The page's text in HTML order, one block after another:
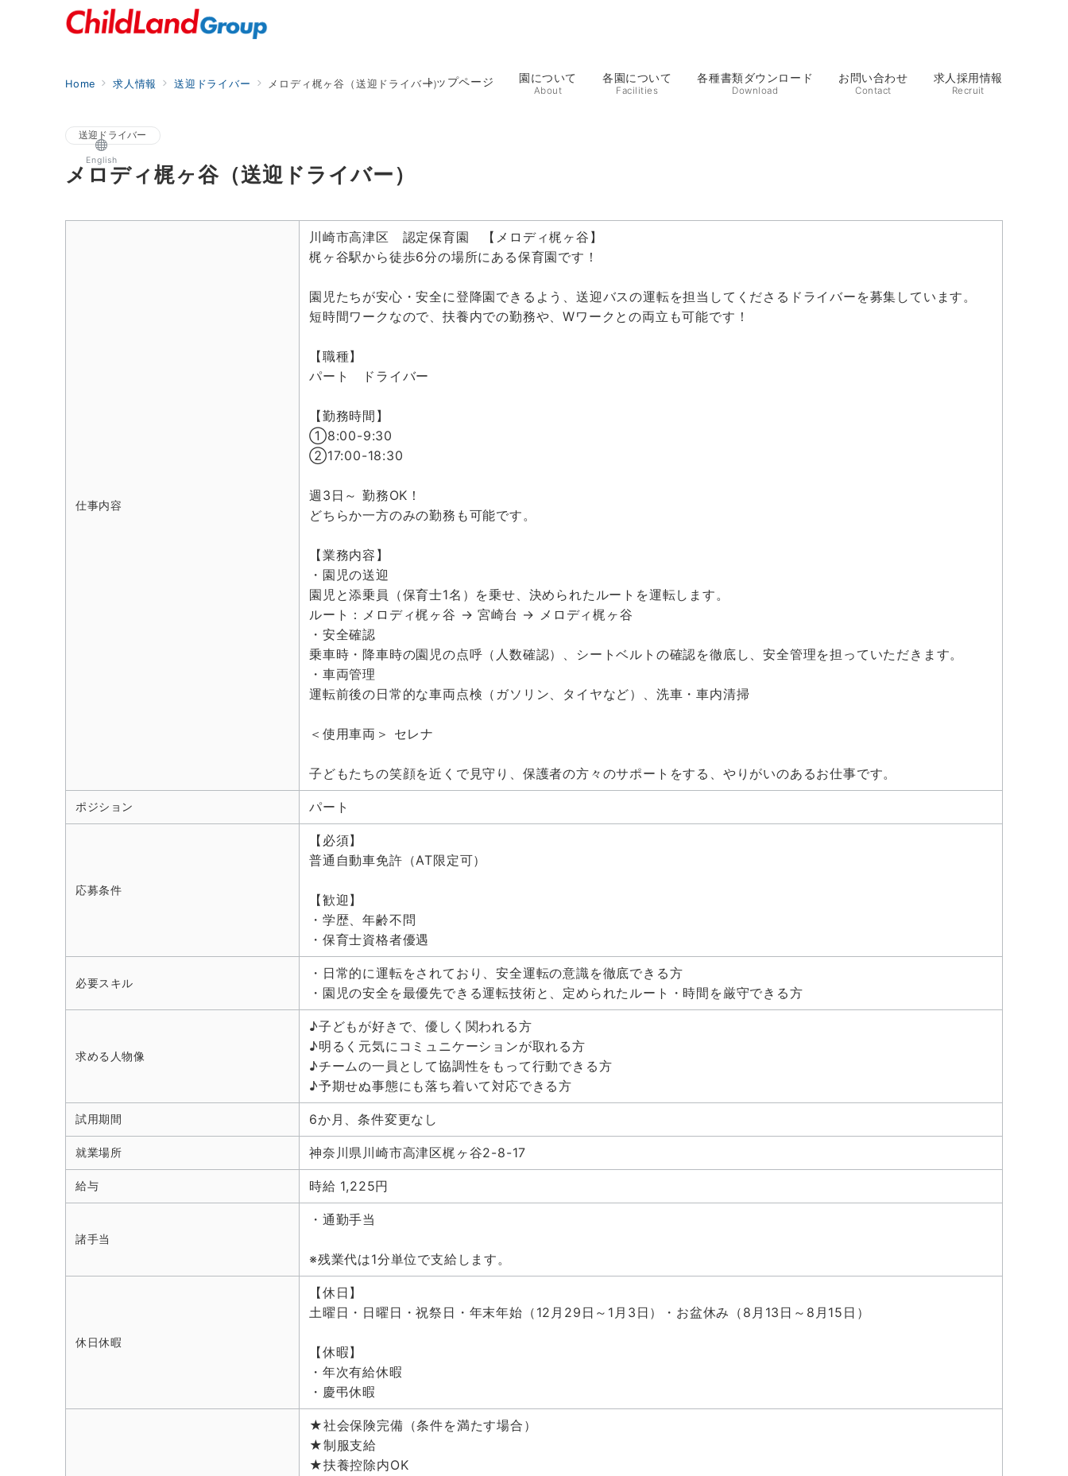
トップページ 園について
About
各園について
Facilities
各種書類ダウンロード
Download
お問い合わせ
Contact
求人採用情報
Recruit
English
Home 求人情報 送迎ドライバー メロディ梶ヶ谷（送迎ドライバー）
送迎ドライバー
メロディ梶ヶ谷（送迎ドライバー）
仕事内容
川崎市高津区 認定保育園 【メロディ梶ヶ谷】
梶ヶ谷駅から徒歩6分の場所にある保育園です！
園児たちが安心・安全に登降園できるよう、送迎バスの運転を担当してくださるドライバーを募集しています。
短時間ワークなので、扶養内での勤務や、Wワークとの両立も可能です！
【職種】
パート ドライバー
【勤務時間】
➀8:00-9:30
②17:00-18:30
週3日～ 勤務OK！
どちらか一方のみの勤務も可能です。
【業務内容】
・園児の送迎
園児と添乗員（保育士1名）を乗せ、決められたルートを運転します。
ルート：メロディ梶ヶ谷 → 宮崎台 → メロディ梶ヶ谷
・安全確認
乗車時・降車時の園児の点呼（人数確認）、シートベルトの確認を徹底し、安全管理を担っていただきます。
・車両管理
運転前後の日常的な車両点検（ガソリン、タイヤなど）、洗車・車内清掃
＜使用車両＞ セレナ
子どもたちの笑顔を近くで見守り、保護者の方々のサポートをする、やりがいのあるお仕事です。
ポジション パート
応募条件
【必須】
普通自動車免許（AT限定可）
【歓迎】
・学歴、年齢不問
・保育士資格者優遇
必要スキル
・日常的に運転をされており、安全運転の意識を徹底できる方
・園児の安全を最優先できる運転技術と、定められたルート・時間を厳守できる方
求める人物像
♪子どもが好きで、優しく関われる方
♪明るく元気にコミュニケーションが取れる方
♪チームの一員として協調性をもって行動できる方
♪予期せぬ事態にも落ち着いて対応できる方
試用期間 6か月、条件変更なし
就業場所 神奈川県川崎市高津区梶ヶ谷2-8-17
給与 時給 1,225円
諸手当
・通勤手当
※残業代は1分単位で支給します。
休日休暇
【休日】
土曜日・日曜日・祝祭日・年末年始（12月29日～1月3日）・お盆休み（8月13日～8月15日）
【休暇】
・年次有給休暇
・慶弔休暇
★社会保険完備（条件を満たす場合）
★制服支給
★扶養控除内OK